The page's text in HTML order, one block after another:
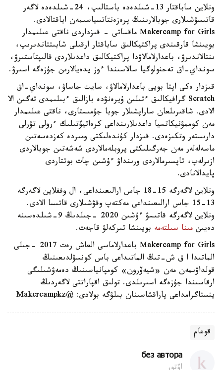
ونلاين ساباقتار 13-شىلدەدە باستالىپ، 24-شىلدەدە لاگەر
قاتىسۋشىلارى جوبالارىنىڭ پرەزەنتاتسياسىمەن اياقتالادى.
Makercamp for Girls ماقساتى - قىزداردى ناقتى عىلىمدار
بويىنشا قارقىندى پراكتيكالىق ساباقتار ارقىلى شابىتتاندىرىپ،
ىنتالاندىرۋ، باعدارلامالاۋدا پراكتيكالىق داعدىلاردى قالىپتاستىرۋ،
سونداي-اق تەحنولوگيا سالاسىندا ءوز يدەيالارىن جۇزەگە اسىرۋ.
قىزدار ەكى اپتا بويى باعدارلامالاۋ، سايت جاساۋ، سونداي-اق
Scratch گرافيكالىق ءتىلىن ۇيرەنۋدە بازالىق ءبىلىمدى تەگىن الا
الادى. شاقىرىلعان ساراپشىلار جوبا جۇمىستارى، ناقتى عىلىمدار
مەن كوممۋنيكاتسيا داعدىلارىنداعى كرەاتيۆتىلىك ءرولى تۋرلى
دارىستەر وتكىزەدى. قىزدار كۇندەلىكتى ومىردە كەزدەسەتىن
ماسەلەلەر مەن جەرگىلىكتى پروبلەمالاردى شەشەتىن جوبالاردى
ازىرلەپ، تاپسىرمالاردى ورىنداۋ ءۇشىن چات بوتتاردى
پايدالانادى.
ونلاين لاگەرگە 15-18 جاس ارالىعىنداعى، ال وففلاين لاگەرگە
13-15 جاس ارالىعىنداعى مەكتەپ وقۋشىلارى قاتىسا الادى.
ونلاين لاگەرگە قاتىسۋ ءۇشىن 2020 -جىلدىڭ 9-شىلدەسىنە
دەيىن مىنا سىلتەمە بويىنشا تىركەلۋ قاجەت.
Makercamp for Girls باعدارلاماسى العاش رەت 2017 -جىلى
الماتىدا ا ق ش-تىڭ الماتىداعى باس كونسۋلدىعىنىڭ
قولداۋىمەن مەن «شيەۆرون» كومپانياسىنىڭ دەمەۋشىلىگى
ارقاسىندا جۇزەگە اسىرىلدى. تولىق اقپاراتتى لاگەردىڭ
ينستاگرامداعى پاراقشاسىنان بىلۋگە بولادى: @Makercampkz
قوعام
без автора